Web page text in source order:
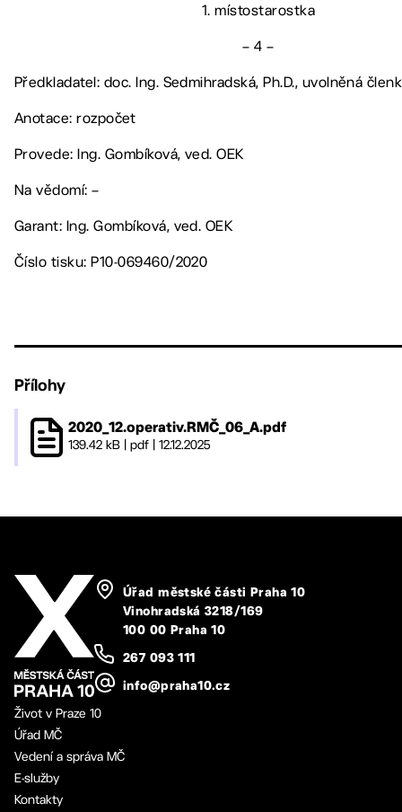
1. místostarostka
– 4 –
Předkladatel: doc. Ing. Sedmihradská, Ph.D., uvolněná
Anotace: rozpočet
Provede: Ing. Gombíková, ved. OEK
Na vědomí: –
Garant: Ing. Gombíková, ved. OEK
Číslo tisku: P10-069460/2020
Přílohy
2020_12.operativ.RMČ_06_A.pdf
139.42 kB pdf 12.12.2025
Úřad městské části Praha 10
Vinohradská 3218/169
100 00 Praha 10
267 093 111
info@praha10.cz
Život v Praze 10
Úřad MČ
Vedení a správa MČ
E-služby
Kontakty